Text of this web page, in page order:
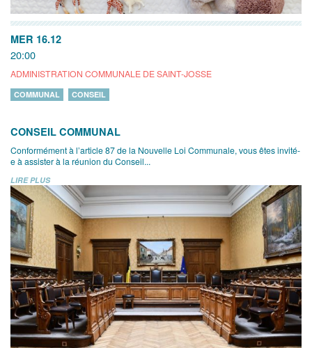
MER 16.12
20:00
ADMINISTRATION COMMUNALE DE SAINT-JOSSE
COMMUNAL CONSEIL
CONSEIL COMMUNAL
Conformément à l’article 87 de la Nouvelle Loi Communale, vous êtes invité-
e à assister à la réunion du Conseil...
LIRE PLUS